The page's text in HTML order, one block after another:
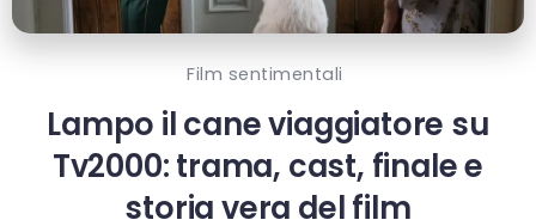
Film sentimentali
Lampo il cane viaggiatore su
Tv2000: trama, cast, finale e
storia vera del film